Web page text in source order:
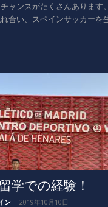
ャンスがたくさんあります
合い、スペインサッカーを
学での経験！
ン - 2019年10月10日